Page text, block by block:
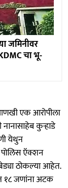
जमिनीवर
चा भू-
एक आरोपीला
कुर्‍हाडे
येथुन
पोलिस ऍक्शन
ठोकल्या आहेत.
१८ जणांना अटक